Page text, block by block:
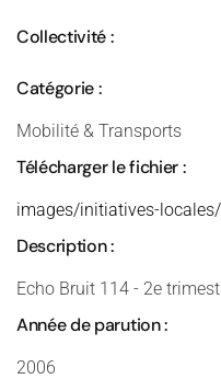
Collectivité :
Catégorie :
Mobilité & Transports
Télécharger le fichier :
images/initiatives-
Description :
Echo Bruit 114 - 2e
Année de parution :
2006